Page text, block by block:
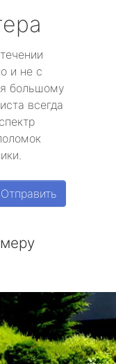
и не с
большому
всегда
Отправить